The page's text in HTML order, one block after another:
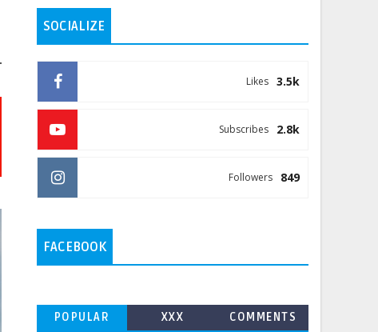
SOCIALIZE
3.5k
Likes
2.8k
Subscribes
849
Followers
FACEBOOK
POPULAR XXX COMMENTS